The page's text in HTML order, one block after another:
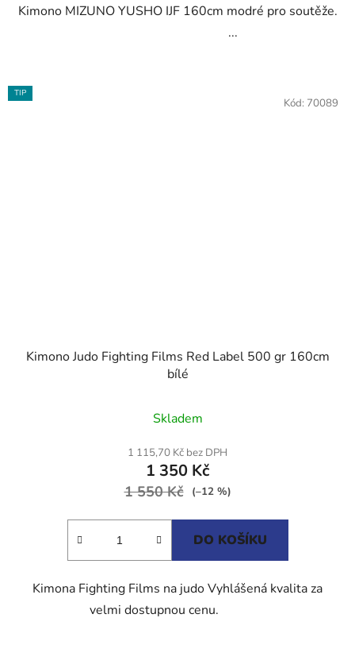
Kimono MIZUNO YUSHO IJF 160cm modré pro soutěže.
...
TIP
Kimono Judo Fighting Films Red Label 500 gr 160cm
bílé
hodnocení
produktu
je
4,8
Skladem
1 115,70 Kč bez DPH
1 350 Kč
1 550 Kč (–12 %)
DO KOŠÍKU
Kimona Fighting Films na judo Vyhlášená kvalita za
velmi dostupnou cenu.
Kód: 70089